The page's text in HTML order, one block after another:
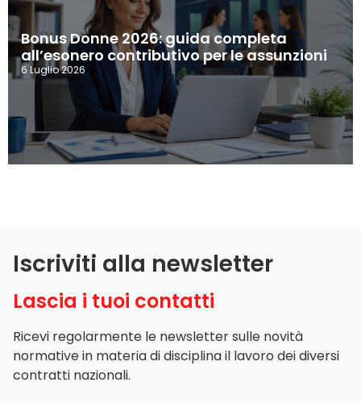
Bonus Donne 2026: guida completa
all’esonero contributivo per le assunzioni
6 Luglio 2026
Iscriviti alla newsletter
Lascia i tuoi contatti
Ricevi regolarmente le newsletter sulle novità
normative in materia di disciplina il lavoro dei diversi
contratti nazionali.